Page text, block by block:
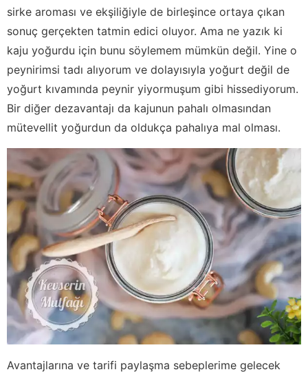
sirke aroması ve ekşiliğiyle de birleşince ortaya çıkan
sonuç gerçekten tatmin edici oluyor. Ama ne yazık ki
kaju yoğurdu için bunu söylemem mümkün değil. Yine o
peynirimsi tadı alıyorum ve dolayısıyla yoğurt değil de
yoğurt kıvamında peynir yiyormuşum gibi hissediyorum.
Bir diğer dezavantajı da kajunun pahalı olmasından
mütevellit yoğurdun da oldukça pahalıya mal olması.
Avantajlarına ve tarifi paylaşma sebeplerime gelecek